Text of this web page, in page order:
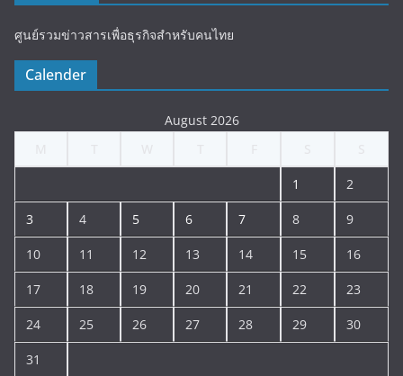
ศูนย์รวมข่าวสารเพื่อธุรกิจสำหรับคนไทย
Calender
August 2026
1 2
3 4 5 6 7 8 9
10 11 12 13 14 15 16
17 18 19 20 21 22 23
24 25 26 27 28 29 30
31